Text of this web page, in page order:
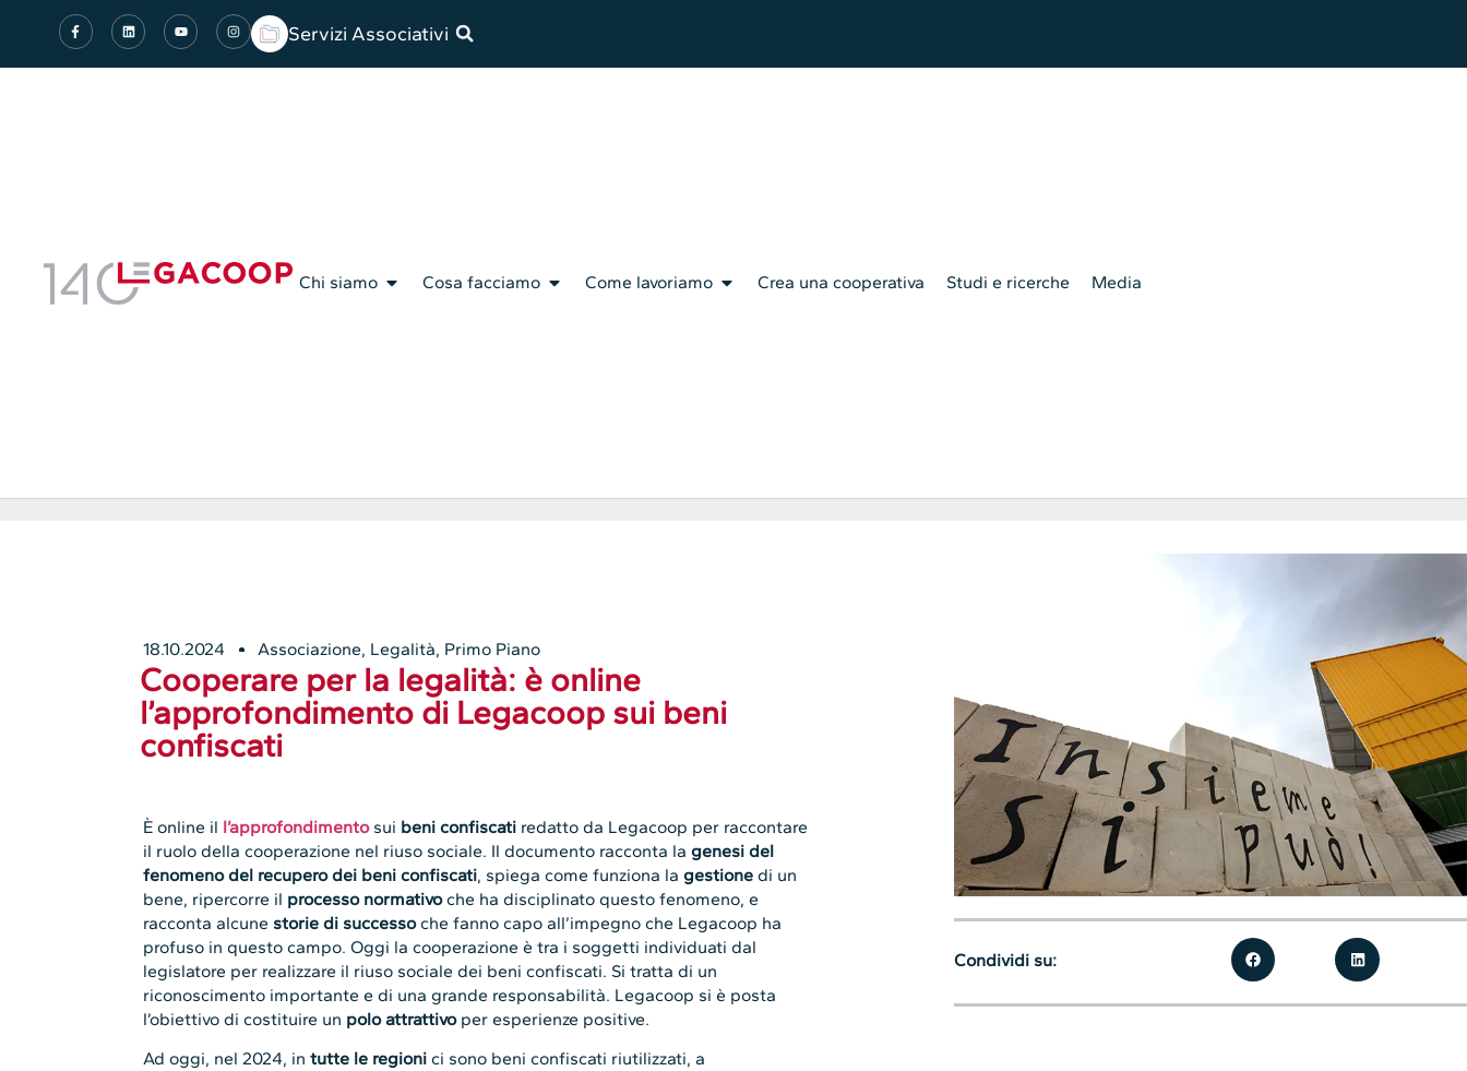
Servizi Associativi
Chi siamo Cosa facciamo Come lavoriamo Crea una cooperativa Studi e ricerche Media
18.10.2024 Associazione, Legalità, Primo Piano
Cooperare per la legalità: è online
l’approfondimento di Legacoop sui beni
confiscati
È online il l’approfondimentosui beni confiscati redatto da Legacoop per raccontare
il ruolo della cooperazione nel riuso sociale. Il documento racconta lagenesi del
fenomeno del recupero dei beni confiscati, spiega come funziona lagestione di un
bene, ripercorre il processo normativoche ha disciplinato questo fenomeno, e
racconta alcune storie di successoche fanno capo all’impegno che Legacoop ha
profuso in questo campo. Oggi la cooperazione è tra i soggetti individuati dal
legislatore per realizzare il riuso sociale dei beni confiscati. Si tratta di un
riconoscimento importante e di una grande responsabilità. Legacoop si è posta
l’obiettivo di costituire un polo attrattivo per esperienze positive.
Ad oggi, nel 2024, intutte le regioni ci sono beni confiscati riutilizzati, a
Condividi su: